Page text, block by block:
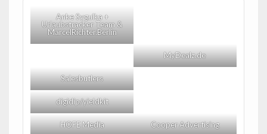
Anke Sygulka +
Urlaubstracker Team &
MarcelRichter.Berlin
MyDealz.de
Salesbutlers
digidip/yieldkit
HOFE Media Cooper Advertising